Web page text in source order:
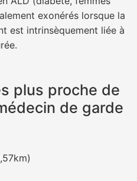
exonérés lorsque la
est intrinsèquement liée à
plus proche de
de garde